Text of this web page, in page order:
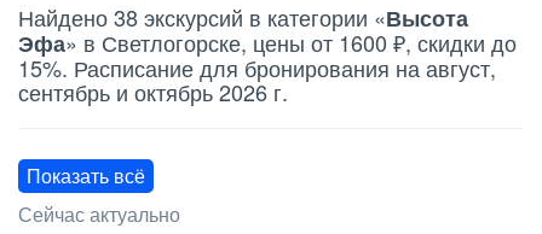
Найдено 38 экскурсий в категории «Высота
Эфа» в Светлогорске, цены от 1600 ₽, скидки до
15%. Расписание для бронирования на август,
сентябрь и октябрь 2026 г.
Показать всё
Сейчас актуально